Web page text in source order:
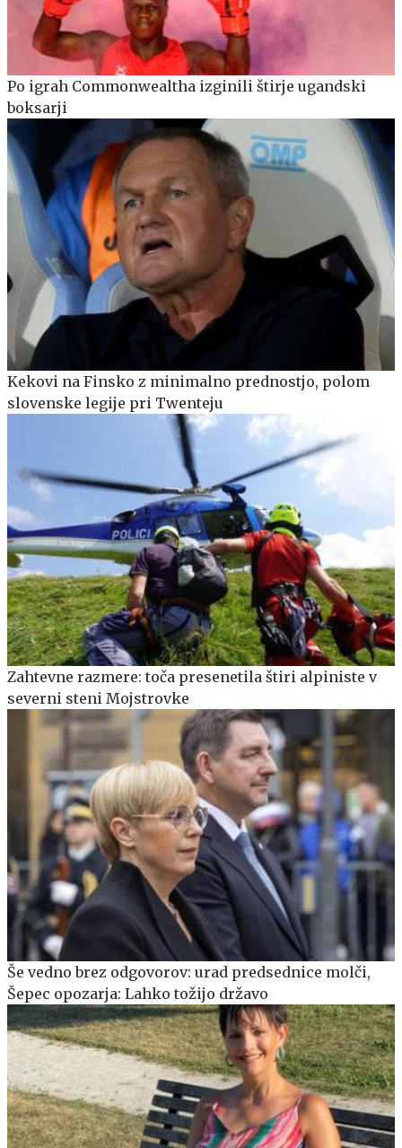
Po igrah Commonwealtha izginili štirje ugandski
boksarji
Kekovi na Finsko z minimalno prednostjo, polom
slovenske legije pri Twenteju
Zahtevne razmere: toča presenetila štiri alpiniste v
severni steni Mojstrovke
Še vedno brez odgovorov: urad predsednice molči,
Šepec opozarja: Lahko tožijo državo